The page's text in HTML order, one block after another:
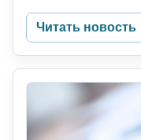
Читать новость